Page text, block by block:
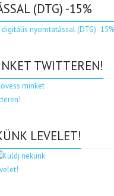
(DTG) -15%
TWITTEREN!
LEVELET!